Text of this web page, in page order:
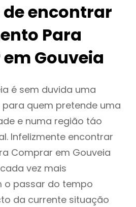
de encontrar
Para
Gouveia
é sem duvida uma
quem pretende uma
e numa região táo
Infelizmente encontrar
Comprar em Gouveia
vez mais
o passar do tempo
da currente situação